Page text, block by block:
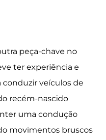
peça-chave no
ter experiência e
conduzir veículos de
recém-nascido
uma condução
movimentos bruscos